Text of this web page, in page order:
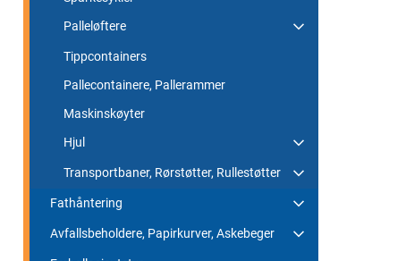
Palleløftere
Tippcontainers
Pallecontainere, Pallerammer
Maskinskøyter
Hjul
Transportbaner, Rørstøtter, Rullestøtter
Fathåntering
Avfallsbeholdere, Papirkurver, Askebeger